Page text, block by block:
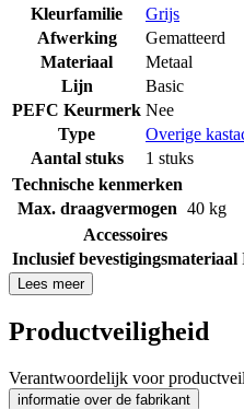
Kleurfamilie
Grijs
Afwerking
Gematteerd
Materiaal
Metaal
Lijn
Basic
PEFC Keurmerk Nee
Type
Overige
Aantal stuks
1 stuks
Technische kenmerken
Max. draagvermogen 40 kg
Accessoires
Inclusief bevestigingsmateriaal
Lees meer
Productveiligheid
Verantwoordelijk voor
informatie over de fabrikant